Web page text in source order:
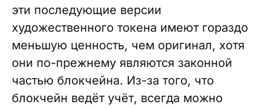
эти последующие версии
художественного токена имеют гораздо
меньшую ценность, чем оригинал, хотя
они по-прежнему являются законной
частью блокчейна. Из-за того, что
блокчейн ведёт учёт, всегда можно